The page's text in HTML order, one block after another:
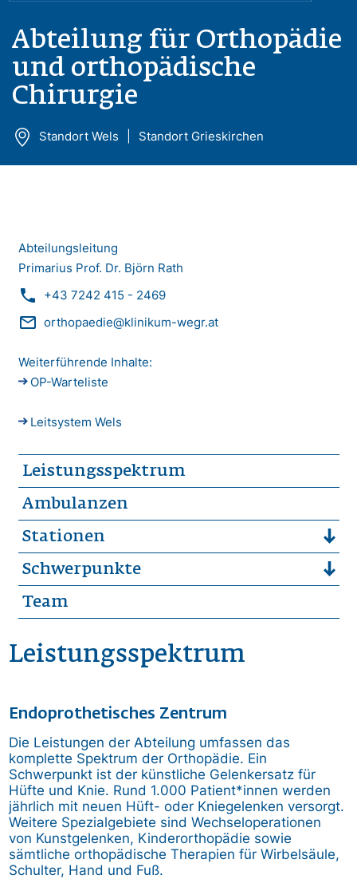
Abteilung für Orthopädie
und orthopädische
Chirurgie
Standort Wels Standort Grieskirchen
Abteilungsleitung
Primarius Prof. Dr. Björn Rath
phone +43 7242 415 - 2469
mail_outline orthopaedie@klinikum-wegr.at
Weiterführende Inhalte:
OP-Warteliste
Leitsystem Wels
Leistungsspektrum
Ambulanzen
Stationen
Schwerpunkte
Team
Leistungsspektrum
Endoprothetisches Zentrum
Die Leistungen der Abteilung umfassen das
komplette Spektrum der Orthopädie. Ein
Schwerpunkt ist der künstliche Gelenkersatz für
Hüfte und Knie. Rund 1.000 Patient*innen werden
jährlich mit neuen Hüft- oder Kniegelenken versorgt.
Weitere Spezialgebiete sind Wechseloperationen
von Kunstgelenken, Kinderorthopädie sowie
sämtliche orthopädische Therapien für Wirbelsäule,
Schulter, Hand und Fuß.